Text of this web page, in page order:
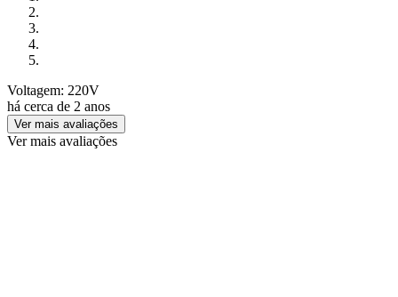
Voltagem: 220V
há cerca de 2 anos
Ver mais avaliações
Ver mais avaliações